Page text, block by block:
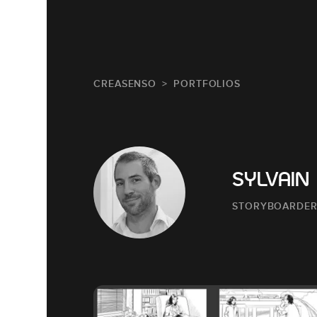
CREASENSO PORTFOLIOS
SYLVAIN
STORYBOARDER